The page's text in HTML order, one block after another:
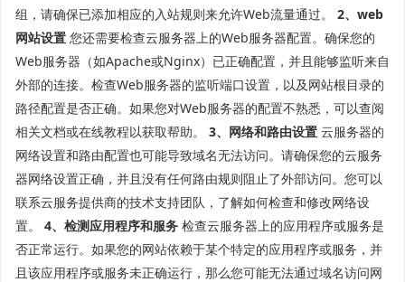
组，请确保已添加相应的入站规则来允许Web流量通过。 2、web
网站设置 您还需要检查云服务器上的Web服务器配置。确保您的
Web服务器（如Apache或Nginx）已正确配置，并且能够监听来自
外部的连接。检查Web服务器的监听端口设置，以及网站根目录的
路径配置是否正确。如果您对Web服务器的配置不熟悉，可以查阅
相关文档或在线教程以获取帮助。 3、网络和路由设置 云服务器的
网络设置和路由配置也可能导致域名无法访问。请确保您的云服务
器网络设置正确，并且没有任何路由规则阻止了外部访问。您可以
联系云服务提供商的技术支持团队，了解如何检查和修改网络设
置。 4、检测应用程序和服务 检查云服务器上的应用程序或服务是
否正常运行。如果您的网站依赖于某个特定的应用程序或服务，并
且该应用程序或服务未正确运行，那么您可能无法通过域名访问网